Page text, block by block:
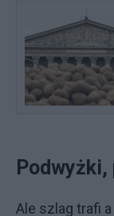
Ale szlag trafi